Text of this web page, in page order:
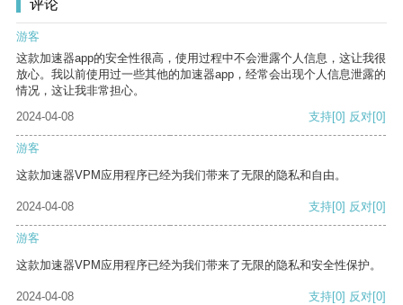
评论
游客
这款加速器app的安全性很高，使用过程中不会泄露个人信息，这让我很
放心。我以前使用过一些其他的加速器app，经常会出现个人信息泄露的
情况，这让我非常担心。
2024-04-08
支持[0] 反对[0]
游客
这款加速器VPM应用程序已经为我们带来了无限的隐私和自由。
2024-04-08 支持[0] 反对[0]
游客
这款加速器VPM应用程序已经为我们带来了无限的隐私和安全性保护。
2024-04-08 支持[0] 反对[0]